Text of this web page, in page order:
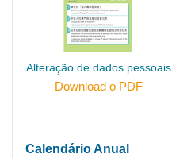
Alteração de dados pessoais
Download o PDF
Calendário Anual